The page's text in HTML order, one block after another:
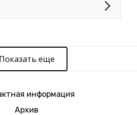
Показать еще
информация
Архив